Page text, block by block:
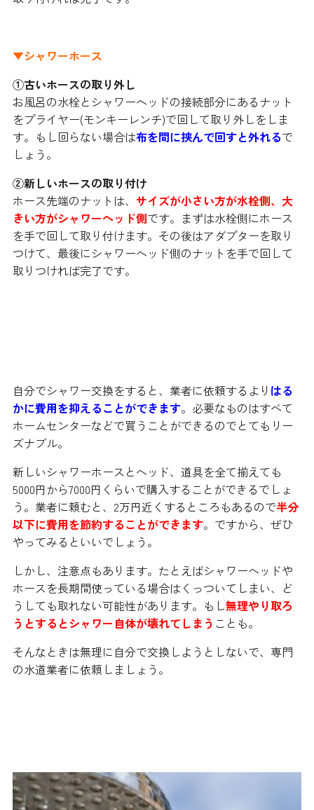
▼シャワーホース
①古いホースの取り外し
お風呂の水栓とシャワーヘッドの接続部分にあるナット
をプライヤー(モンキーレンチ)で回して取り外しをしま
す。もし回らない場合は布を間に挟んで回すと外れるで
しょう。
②新しいホースの取り付け
ホース先端のナットは、 サイズが小さい方が水栓側、大
きい方がシャワーヘッド側です。まずは水栓側にホース
を手で回して取り付けます。その後はアダプターを取り
つけて、最後にシャワーヘッド側のナットを手で回して
取りつければ完了です。
自分でシャワー交換をすると、業者に依頼するより はる
かに費用を抑えることができます。必要なものはすべて
ホームセンターなどで買うことができるのでとてもリー
ズナブル。
新しいシャワーホースとヘッド、道具を全て揃えても
5000円から7000円くらいで購入することができるでしょ
う。業者に頼むと、2万円近くするところもあるので半分
以下に費用を節約することができます。ですから、ぜひ
やってみるといいでしょう。
しかし、注意点もあります。たとえばシャワーヘッドや
ホースを長期間使っている場合はくっついてしまい、ど
うしても取れない可能性があります。もし無理やり取ろ
うとするとシャワー自体が壊れてしまう ことも。
そんなときは無理に自分で交換しようとしないで、専門
の水道業者に依頼しましょう。